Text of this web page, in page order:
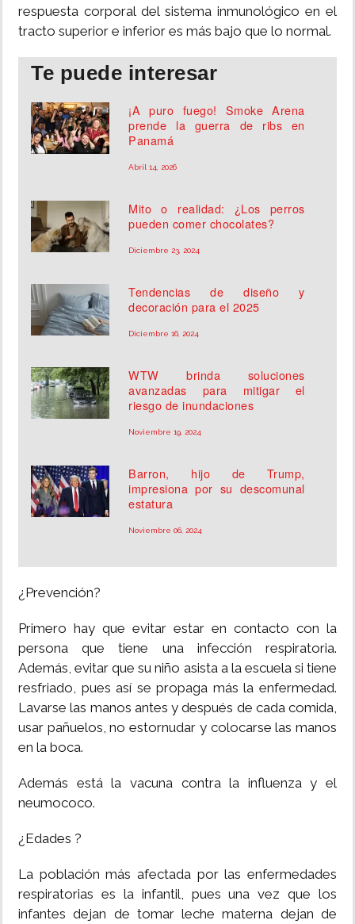
respuesta corporal del sistema inmunológico en el
tracto superior e inferior es más bajo que lo normal.
Te puede interesar
¡A puro fuego! Smoke Arena
prende la guerra de ribs en
Panamá
Abril 14, 2026
Mito o realidad: ¿Los perros
pueden comer chocolates?
Diciembre 23, 2024
Tendencias de diseño y
decoración para el 2025
Diciembre 16, 2024
WTW brinda soluciones
avanzadas para mitigar el
riesgo de inundaciones
Noviembre 19, 2024
Barron, hijo de Trump,
impresiona por su descomunal
estatura
Noviembre 06, 2024
¿Prevención?
Primero hay que evitar estar en contacto con la
persona que tiene una infección respiratoria.
Además, evitar que su niño asista a la escuela si tiene
resfriado, pues así se propaga más la enfermedad.
Lavarse las manos antes y después de cada comida,
usar pañuelos, no estornudar y colocarse las manos
en la boca.
Además está la vacuna contra la influenza y el
neumococo.
¿Edades ?
La población más afectada por las enfermedades
respiratorias es la infantil, pues una vez que los
infantes dejan de tomar leche materna dejan de